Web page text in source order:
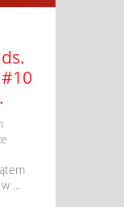
...